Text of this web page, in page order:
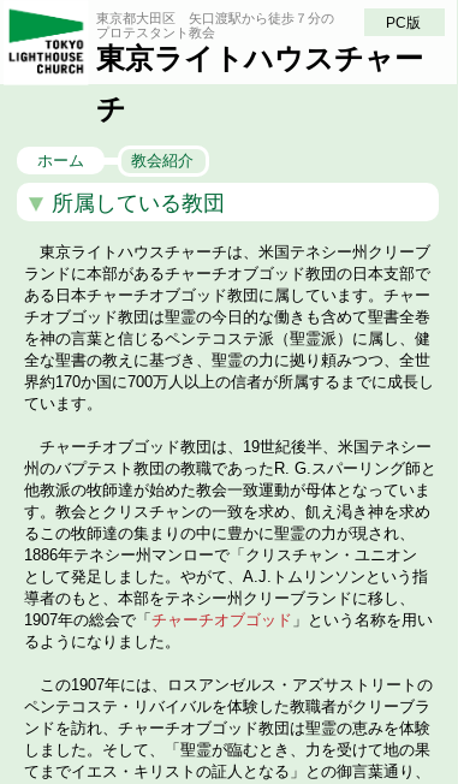
東京都大田区 矢口渡駅から徒歩７分の
プロテスタント教会
東京ライトハウスチャー
チ
PC版
教会紹介
ホーム
所属している教団
東京ライトハウスチャーチは、米国テネシー州クリーブ
ランドに本部があるチャーチオブゴッド教団の日本支部で
ある日本チャーチオブゴッド教団に属しています。チャー
チオブゴッド教団は聖霊の今日的な働きも含めて聖書全巻
を神の言葉と信じるペンテコステ派（聖霊派）に属し、健
全な聖書の教えに基づき、聖霊の力に拠り頼みつつ、全世
界約170か国に700万人以上の信者が所属するまでに成長し
ています。
チャーチオブゴッド教団は、19世紀後半、米国テネシー
州のバプテスト教団の教職であったR. G.スパーリング師と
他教派の牧師達が始めた教会一致運動が母体となっていま
す。教会とクリスチャンの一致を求め、飢え渇き神を求め
るこの牧師達の集まりの中に豊かに聖霊の力が現され、
1886年テネシー州マンローで「クリスチャン・ユニオン
として発足しました。やがて、A.J.トムリンソンという指
導者のもと、本部をテネシー州クリーブランドに移し、
1907年の総会で「 チャーチオブゴッド 」という名称を用い
るようになりました。
この1907年には、ロスアンゼルス・アズサストリートの
ペンテコステ・リバイバルを体験した教職者がクリーブラ
ンドを訪れ、チャーチオブゴッド教団は聖霊の恵みを体験
しました。そして、「聖霊が臨むとき、力を受けて地の果
てまでイエス・キリストの証人となる」との御言葉通り、